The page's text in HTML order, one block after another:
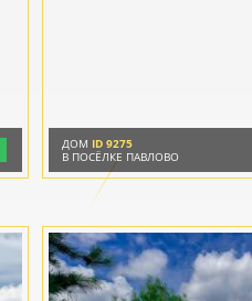
ДОМ ID 9275
В ПОСЁЛКЕ ПАВЛОВО